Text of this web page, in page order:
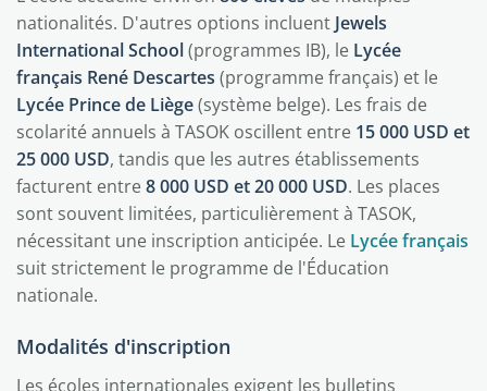
nationalités. D'autres options incluent Jewels
International School(programmes IB), le Lycée
français René Descartes (programme français) et le
Lycée Prince de Liège(système belge). Les frais de
scolarité annuels à TASOK oscillent entre 15 000 USD et
25 000 USD, tandis que les autres établissements
facturent entre8 000 USD et 20 000 USD. Les places
sont souvent limitées, particulièrement à TASOK,
nécessitant une inscription anticipée. Le Lycée français
suit strictement le programme de l'Éducation
nationale.
Modalités d'inscription
Les écoles internationales exigent les bulletins